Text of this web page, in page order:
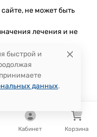
Кабинет Корзина
не может быть
лечения и не
быстрой и
данных.